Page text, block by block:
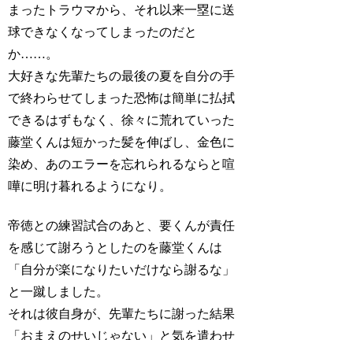
まったトラウマから、それ以来一塁に送
球できなくなってしまったのだと
か……。
大好きな先輩たちの最後の夏を自分の手
で終わらせてしまった恐怖は簡単に払拭
できるはずもなく、徐々に荒れていった
藤堂くんは短かった髪を伸ばし、金色に
染め、あのエラーを忘れられるならと喧
嘩に明け暮れるようになり。
帝徳との練習試合のあと、要くんが責任
を感じて謝ろうとしたのを藤堂くんは
「自分が楽になりたいだけなら謝るな」
と一蹴しました。
それは彼自身が、先輩たちに謝った結果
「おまえのせいじゃない」と気を遣わせ